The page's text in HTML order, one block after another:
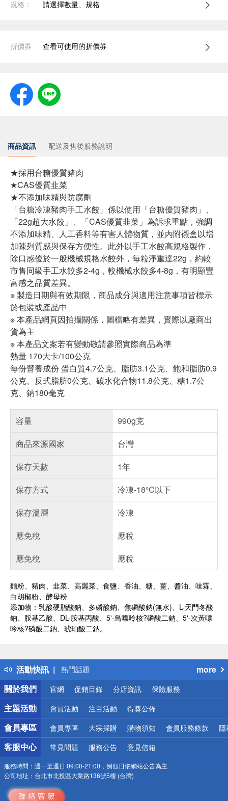
規格： 請選擇數量、規格
折價券 查看可使用的折價券
商品資訊 配送及售後服務說明
★採用台糖優質豬肉
★CAS優質韭菜
★不添加味精與防腐劑
「台糖冷凍豬肉手工水餃」係以使用「台糖優質豬肉」、
「22g超大水餃」、「CAS優質韭菜」為訴求重點，強調
不添加味精、人工香料等有害人體物質，並內附襯盒以增
加陳列質感與保存方便性。此外以手工水餃高規格製作，
除口感優於一般機械規格水餃外，每粒淨重達22g，約較
市售同級手工水餃多2-4g，較機械水餃多4-8g，有明顯豐
富感之品質差異。
※ 製造日期與有效期限，商品成分與適用注意事項皆標示
於包裝或產品中
※ 本產品網頁因拍攝關係，圖檔略有差異，實際以廠商出
貨為主
※ 本產品文案若有變動敬請參照實際商品為準
熱量 170大卡/100公克
每份營養成份 蛋白質4.7公克、脂肪3.1公克、飽和脂肪0.9
公克、反式脂肪0公克、碳水化合物11.8公克、糖1.7公
克、鈉180毫克
容量
990g克
商品來源國家
台灣
保存天數
1年
保存方式
冷凍-18°C以下
保存溫層
冷凍
應免稅
應稅
應免稅
應稅
麵粉、豬肉、韭菜、高麗菜、食鹽、香油、糖、薑、醬油、味霖、
白胡椒粉、酵母粉
添加物：乳酸硬脂酸鈉、多磷酸鈉、焦磷酸鈉(無水)、L-天門冬酸
鈉、胺基乙酸、DL-胺基丙酸、5'-鳥嘌呤核?磷酸二鈉、5'-次黃嘌
呤核?磷酸二鈉、琥珀酸二鈉。
活動快訊
得獎公告
熱門話題
銀行優惠
偏遠地區配送
詐騙網頁！請小心！
more
關於我們
官網 促銷目錄 分店資訊 保險服務
主題活動 會員活動 注目活動 得獎公佈
會員專區 會員專區 大宗採購 購物須知 會員服務條款 隱
客服中心 常見問題 服務公告 意見信箱
服務時間： 週一至週日 09:00-21:00，例假日依網站公告為主
公司地址： 台北市北投區大業路136號5樓 (台灣)